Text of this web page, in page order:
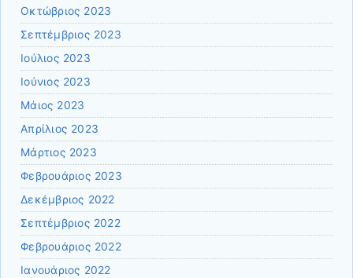
Οκτώβριος 2023
Σεπτέμβριος 2023
Ιούλιος 2023
Ιούνιος 2023
Μάιος 2023
Απρίλιος 2023
Μάρτιος 2023
Φεβρουάριος 2023
Δεκέμβριος 2022
Σεπτέμβριος 2022
Φεβρουάριος 2022
Ιανουάριος 2022